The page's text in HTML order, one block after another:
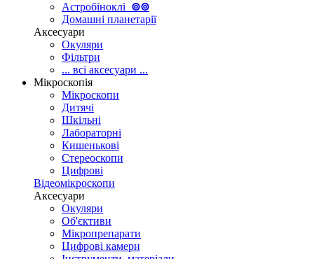
Астробіноклі ⊚⊚
Домашні планетарії
Аксесуари
Окуляри
Фільтри
... всі аксесуари ...
Мікроскопія
Мікроскопи
Дитячі
Шкільні
Лабораторні
Кишенькові
Стереоскопи
Цифрові
Відеомікроскопи
Аксесуари
Окуляри
Об'єктиви
Мікропрепарати
Цифрові камери